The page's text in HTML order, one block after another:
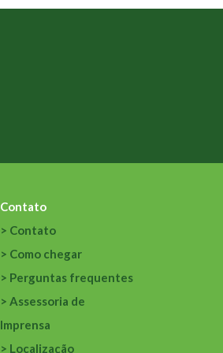
Contato
Contato
Como chegar
Perguntas frequentes
Assessoria de
Imprensa
Localização